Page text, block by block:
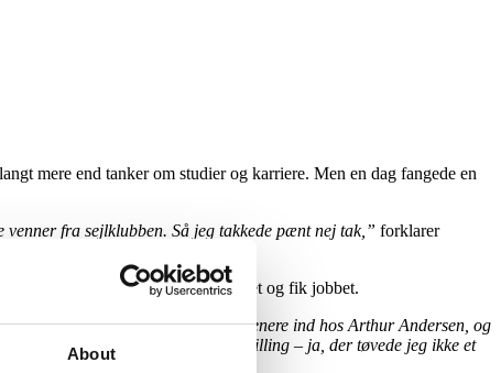
About
mere end tanker om studier og karriere. Men en dag fangede en
fra sejlklubben. Så jeg takkede pænt nej tak,” forklarer
dag ringede han til revisionshuset og fik jobbet.
.En af mine bedste venner kom senere ind hos Arthur Andersen, og
at fortælle, at der var en ledig stilling – ja, der tøvede jeg ikke et